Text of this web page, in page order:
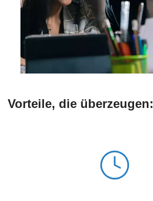
Vorteile, die überzeugen: